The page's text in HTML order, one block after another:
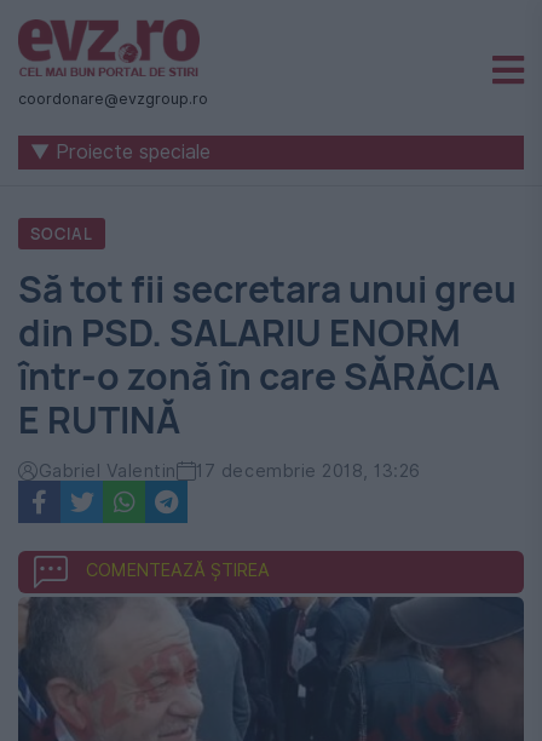
Știri
naționale
internaționale
România
-
Evenimentul
Zilei
coordonare@evzgroup.ro
▼ Proiecte speciale
SOCIAL
Să tot fii secretara unui greu
din PSD. SALARIU ENORM
într-o zonă în care SĂRĂCIA
E RUTINĂ
Gabriel Valentin 17 decembrie 2018, 13:26
COMENTEAZĂ ȘTIREA